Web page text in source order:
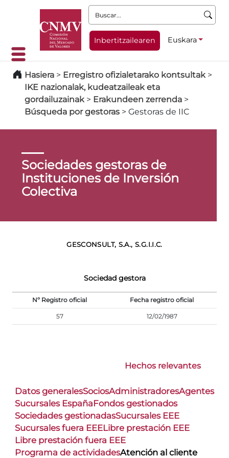
Buscar:
Inbertitzailearen Euskara
Hasiera > Erregistro ofizialetarako kontsultak>
IKE nazionalak, kudeatzaileak eta
gordailuzainak> Erakundeen zerrenda >
Búsqueda por gestoras > Gestoras de IIC
Sociedades gestoras de
Instituciones de Inversión
Colectiva
GESCONSULT, S.A., S.G.I.I.C.
Sociedad gestora
Nº Registro oficial Fecha registro oficial
57 12/02/1987
Hechos relevantes
Datos generalesSociosAdministradoresAgentes
Sucursales EspañaFondos gestionados
Sociedades gestionadasSucursales EEE
Sucursales fuera EEELibre prestación EEE
Libre prestación fuera EEE
Programa de actividadesAtención al cliente